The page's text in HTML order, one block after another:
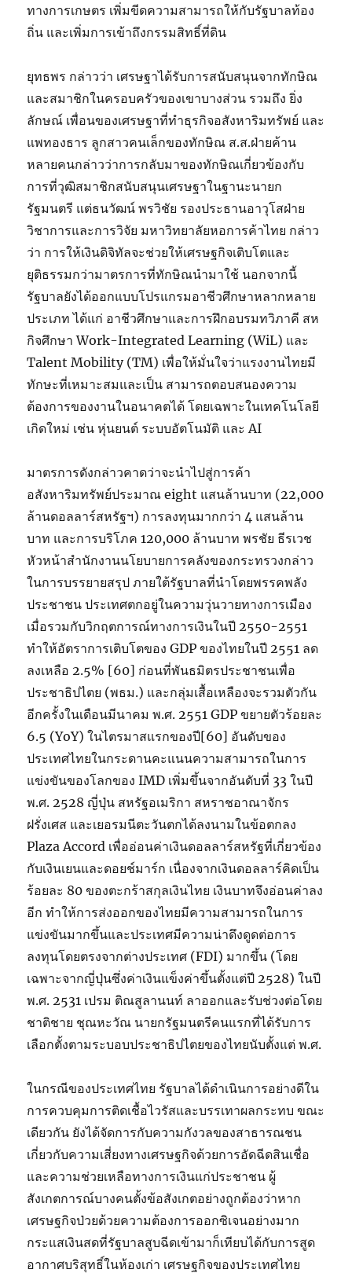
ทางการเกษตร เพิ่มขีดความสามารถให้กับรัฐบาลท้อง
ถิ่น และเพิ่มการเข้าถึงกรรมสิทธิ์ที่ดิน
ยุทธพร กล่าวว่า เศรษฐาได้รับการสนับสนุนจากทักษิณ
และสมาชิกในครอบครัวของเขาบางส่วน รวมถึง ยิ่ง
ลักษณ์ เพื่อนของเศรษฐาที่ทำธุรกิจอสังหาริมทรัพย์ และ
แพทองธาร ลูกสาวคนเล็กของทักษิณ ส.ส.ฝ่ายค้าน
หลายคนกล่าวว่าการกลับมาของทักษิณเกี่ยวข้องกับ
การที่วุฒิสมาชิกสนับสนุนเศรษฐาในฐานะนายก
รัฐมนตรี แต่ธนวัฒน์ พรวิชัย รองประธานอาวุโสฝ่าย
วิชาการและการวิจัย มหาวิทยาลัยหอการค้าไทย กล่าว
ว่า การให้เงินดิจิทัลจะช่วยให้เศรษฐกิจเติบโตและ
ยุติธรรมกว่ามาตรการที่ทักษิณนำมาใช้ นอกจากนี้
รัฐบาลยังได้ออกแบบโปรแกรมอาชีวศึกษาหลากหลาย
ประเภท ได้แก่ อาชีวศึกษาและการฝึกอบรมทวิภาคี สห
กิจศึกษา Work-Integrated Learning (WiL) และ
Talent Mobility (TM) เพื่อให้มั่นใจว่าแรงงานไทยมี
ทักษะที่เหมาะสมและเป็น สามารถตอบสนองความ
ต้องการของงานในอนาคตได้ โดยเฉพาะในเทคโนโลยี
เกิดใหม่ เช่น หุ่นยนต์ ระบบอัตโนมัติ และ AI
มาตรการดังกล่าวคาดว่าจะนำไปสู่การค้า
อสังหาริมทรัพย์ประมาณ eight แสนล้านบาท (22,000
ล้านดอลลาร์สหรัฐฯ) การลงทุนมากกว่า 4 แสนล้าน
บาท และการบริโภค 120,000 ล้านบาท พรชัย ธีรเวช
หัวหน้าสำนักงานนโยบายการคลังของกระทรวงกล่าว
ในการบรรยายสรุป ภายใต้รัฐบาลที่นำโดยพรรคพลัง
ประชาชน ประเทศตกอยู่ในความวุ่นวายทางการเมือง
เมื่อรวมกับวิกฤตการณ์ทางการเงินในปี 2550-2551
ทำให้อัตราการเติบโตของ GDP ของไทยในปี 2551 ลด
ลงเหลือ 2.5% [60] ก่อนที่พันธมิตรประชาชนเพื่อ
ประชาธิปไตย (พธม.) และกลุ่มเสื้อเหลืองจะรวมตัวกัน
อีกครั้งในเดือนมีนาคม พ.ศ. 2551 GDP ขยายตัวร้อยละ
6.5 (YoY) ในไตรมาสแรกของปี[60] อันดับของ
ประเทศไทยในกระดานคะแนนความสามารถในการ
แข่งขันของโลกของ IMD เพิ่มขึ้นจากอันดับที่ 33 ในปี
พ.ศ. 2528 ญี่ปุ่น สหรัฐอเมริกา สหราชอาณาจักร
ฝรั่งเศส และเยอรมนีตะวันตกได้ลงนามในข้อตกลง
Plaza Accord เพื่ออ่อนค่าเงินดอลลาร์สหรัฐที่เกี่ยวข้อง
กับเงินเยนและดอยช์มาร์ก เนื่องจากเงินดอลลาร์คิดเป็น
ร้อยละ 80 ของตะกร้าสกุลเงินไทย เงินบาทจึงอ่อนค่าลง
อีก ทำให้การส่งออกของไทยมีความสามารถในการ
แข่งขันมากขึ้นและประเทศมีความน่าดึงดูดต่อการ
ลงทุนโดยตรงจากต่างประเทศ (FDI) มากขึ้น (โดย
เฉพาะจากญี่ปุ่นซึ่งค่าเงินแข็งค่าขึ้นตั้งแต่ปี 2528) ในปี
พ.ศ. 2531 เปรม ติณสูลานนท์ ลาออกและรับช่วงต่อโดย
ชาติชาย ชุณหะวัณ นายกรัฐมนตรีคนแรกที่ได้รับการ
เลือกตั้งตามระบอบประชาธิปไตยของไทยนับตั้งแต่ พ.ศ.
ในกรณีของประเทศไทย รัฐบาลได้ดำเนินการอย่างดีใน
การควบคุมการติดเชื้อไวรัสและบรรเทาผลกระทบ ขณะ
เดียวกัน ยังได้จัดการกับความกังวลของสาธารณชน
เกี่ยวกับความเสี่ยงทางเศรษฐกิจด้วยการอัดฉีดสินเชื่อ
และความช่วยเหลือทางการเงินแก่ประชาชน ผู้
สังเกตการณ์บางคนตั้งข้อสังเกตอย่างถูกต้องว่าหาก
เศรษฐกิจป่วยด้วยความต้องการออกซิเจนอย่างมาก
กระแสเงินสดที่รัฐบาลสูบฉีดเข้ามาก็เทียบได้กับการสูด
อากาศบริสุทธิ์ในห้องเก่า เศรษฐกิจของประเทศไทย